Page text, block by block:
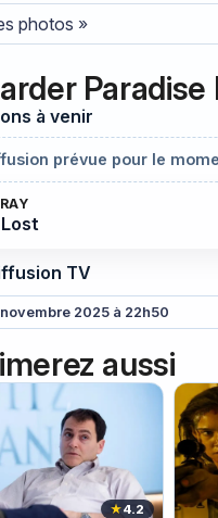
photos »
Paradise
à venir
prévue pour le
TV
2025 à 22h50
aussi
★4.2